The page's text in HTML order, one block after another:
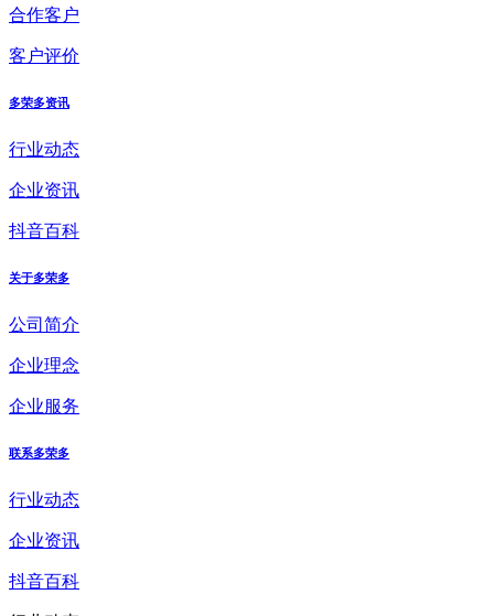
合作客户
客户评价
多荣多资讯
行业动态
企业资讯
抖音百科
关于多荣多
公司简介
企业理念
企业服务
联系多荣多
行业动态
企业资讯
抖音百科